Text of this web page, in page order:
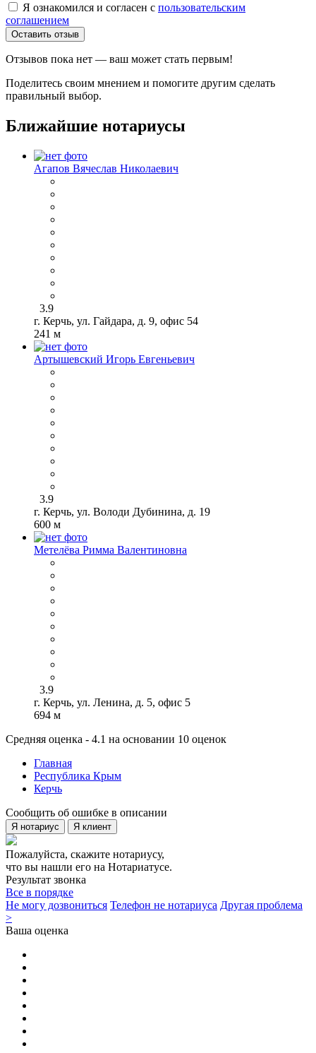
Я ознакомился и согласен с пользовательским
соглашением
Оставить отзыв
Отзывов пока нет — ваш может стать первым!
Поделитесь своим мнением и помогите другим сделать
правильный выбор.
Ближайшие нотариусы
Агапов Вячеслав Николаевич
3.9
г. Керчь, ул. Гайдара, д. 9, офис 54
241 м
Артышевский Игорь Евгеньевич
3.9
г. Керчь, ул. Володи Дубинина, д. 19
600 м
Метелёва Римма Валентиновна
3.9
г. Керчь, ул. Ленина, д. 5, офис 5
694 м
Средняя оценка - 4.1 на основании 10 оценок
Главная
Республика Крым
Керчь
Сообщить об ошибке в описании
Я нотариус Я клиент
Пожалуйста, скажите нотариусу,
что вы нашли его на Нотариатусе.
Результат звонка
Все в порядке
Не могу дозвониться Телефон не нотариуса Другая проблема
>
Ваша оценка